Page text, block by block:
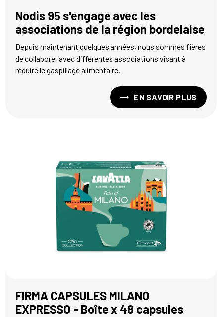
Nodis 95 s'engage avec les
associations de la région bordelaise
Depuis maintenant quelques années, nous sommes fières
de collaborer avec différentes associations visant à
réduire le gaspillage alimentaire.
EN SAVOIR PLUS
FIRMA CAPSULES MILANO
EXPRESSO - Boîte x 48 capsules